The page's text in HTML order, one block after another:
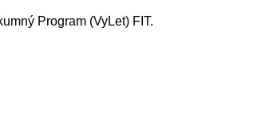
Program (VyLet) FIT.